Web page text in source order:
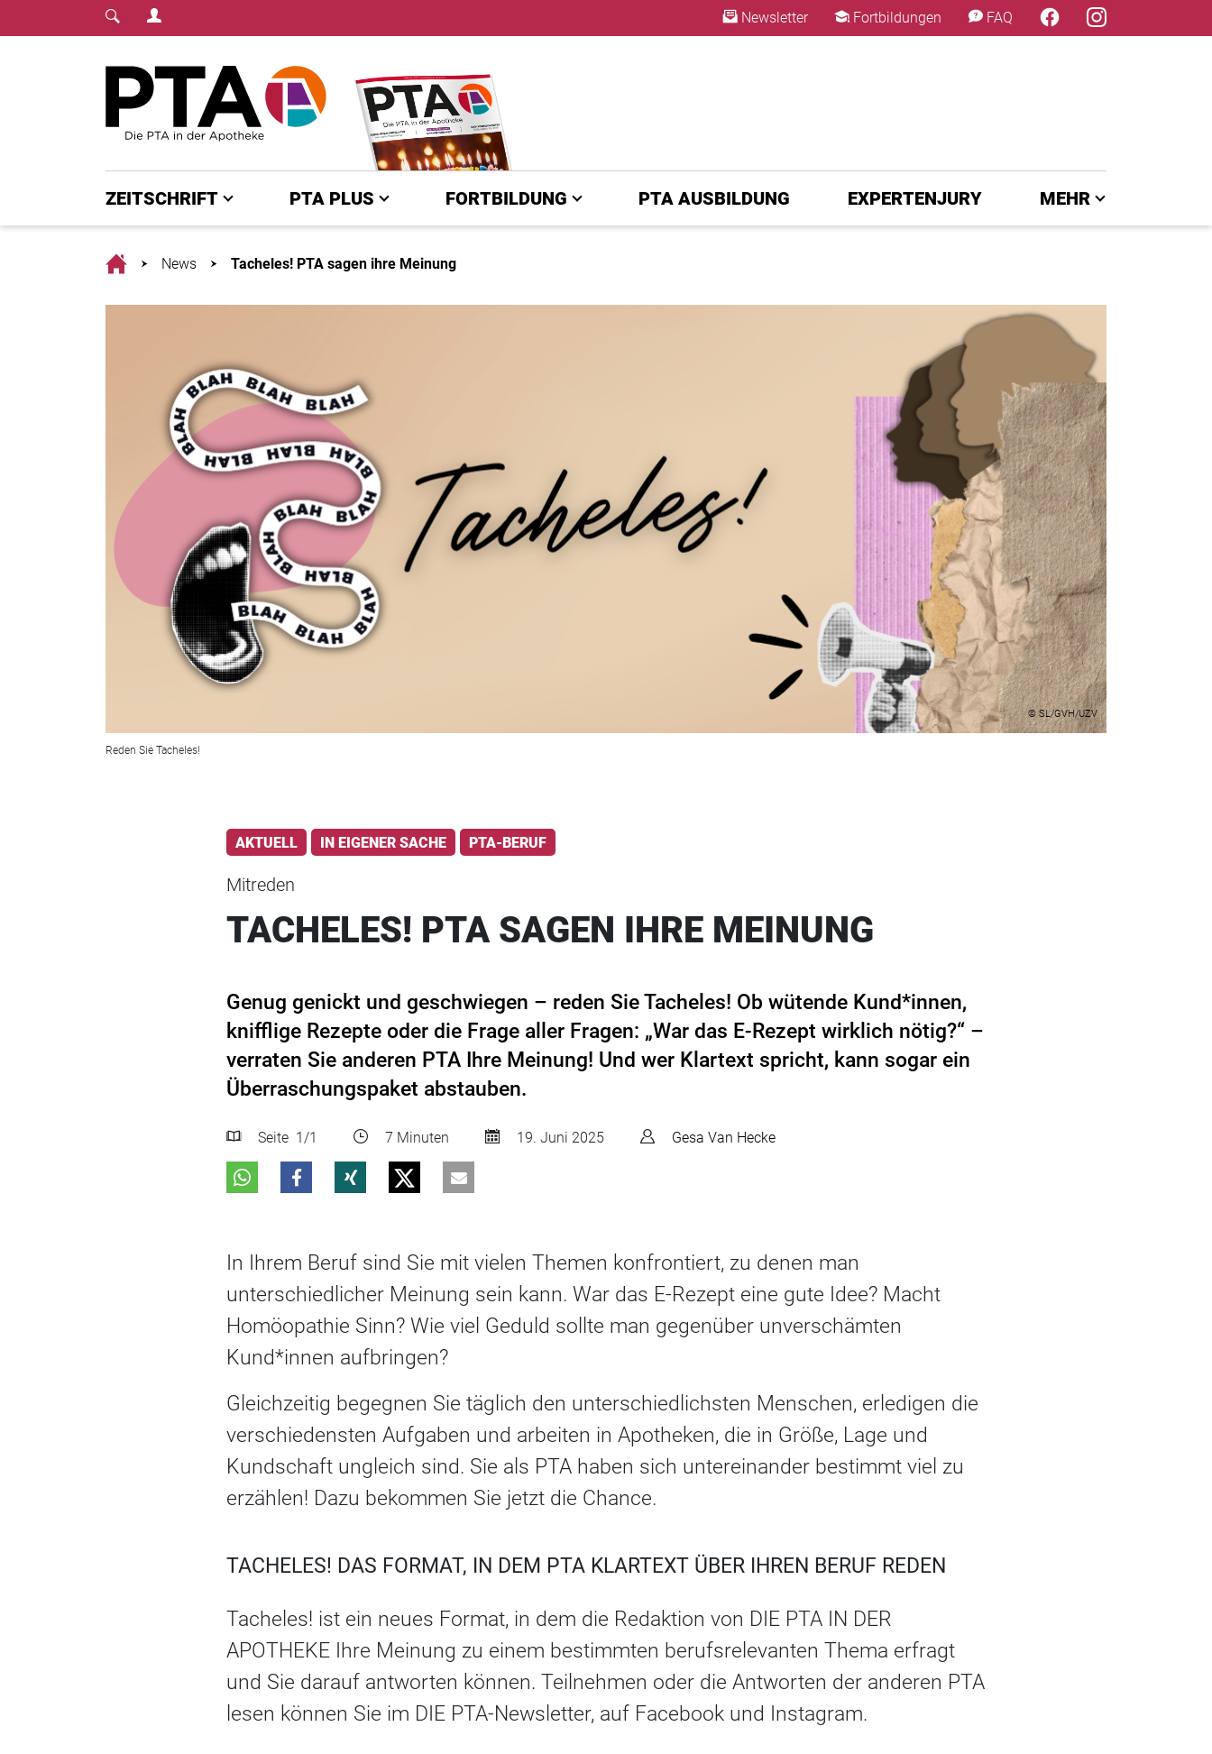
Login Menu Newsletter Fortbildungen FAQ
ZEITSCHRIFT PTA PLUS FORTBILDUNG PTA AUSBILDUNG EXPERTENJURY MEHR
HomeNews Tacheles! PTA sagen ihre Meinung
© SL/GVH/UZV
Reden Sie Tacheles!
AKTUELL IN EIGENER SACHE PTA-BERUF
Mitreden
TACHELES! PTA SAGEN IHRE MEINUNG
Genug genickt und geschwiegen – reden Sie Tacheles! Ob wütende Kund*innen,
knifflige Rezepte oder die Frage aller Fragen: „War das E-Rezept wirklich nötig?“ –
verraten Sie anderen PTA Ihre Meinung! Und wer Klartext spricht, kann sogar ein
Überraschungspaket abstauben.
Seite 1 /1 7 Minuten 19. Juni 2025 Gesa Van Hecke
In Ihrem Beruf sind Sie mit vielen Themen konfrontiert, zu denen man
unterschiedlicher Meinung sein kann. War das E-Rezept eine gute Idee? Macht
Homöopathie Sinn? Wie viel Geduld sollte man gegenüber unverschämten
Kund*innen aufbringen?
Gleichzeitig begegnen Sie täglich den unterschiedlichsten Menschen, erledigen die
verschiedensten Aufgaben und arbeiten in Apotheken, die in Größe, Lage und
Kundschaft ungleich sind. Sie als PTA haben sich untereinander bestimmt viel zu
erzählen! Dazu bekommen Sie jetzt die Chance.
TACHELES! DAS FORMAT, IN DEM PTA KLARTEXT ÜBER IHREN BERUF REDEN
Tacheles! ist ein neues Format, in dem die Redaktion von DIE PTA IN DER
APOTHEKE Ihre Meinung zu einem bestimmten berufsrelevanten Thema erfragt
und Sie darauf antworten können. Teilnehmen oder die Antworten der anderen PTA
lesen können Sie im DIE PTA-Newsletter, auf Facebook und Instagram.
×